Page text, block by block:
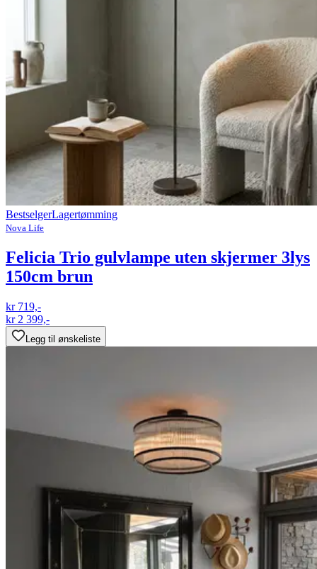
BestselgerLagertømming
Nova Life
Felicia Trio gulvlampe uten skjermer 3lys
150cm brun
kr 719,-
kr 2 399,-
Legg til ønskeliste